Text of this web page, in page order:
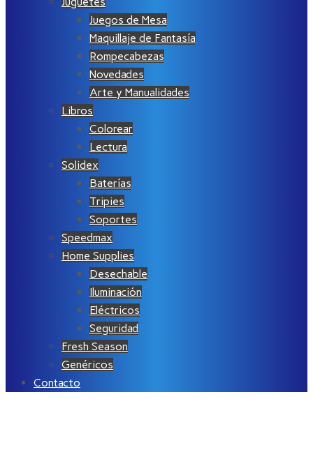
Juegos de Mesa
Maquillaje de Fantasía
Rompecabezas
Novedades
Arte y Manualidades
Libros
Colorear
Lectura
Solidex
Baterías
Tripies
Soportes
Speedmax
Home Supplies
Desechable
Iluminación
Eléctricos
Seguridad
Fresh Season
Genéricos
Contacto